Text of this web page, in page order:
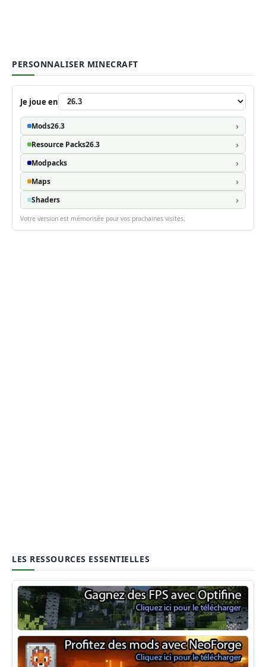
PERSONNALISER MINECRAFT
Je joue en
Mods26.3
Resource Packs26.3
Modpacks
Maps
Shaders
Votre version est mémorisée pour vos prochaines visites.
LES RESSOURCES ESSENTIELLES
Optifine